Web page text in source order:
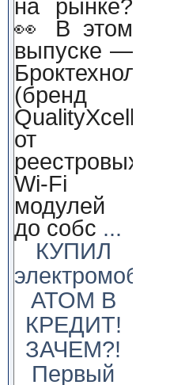
на рынке?
👀 В этом
выпуске —
(бренд
от
реестровых
Wi-Fi
модулей
до собс ...
КУПИЛ
электромобиль
АТОМ В
КРЕДИТ!
ЗАЧЕМ?!
Первый